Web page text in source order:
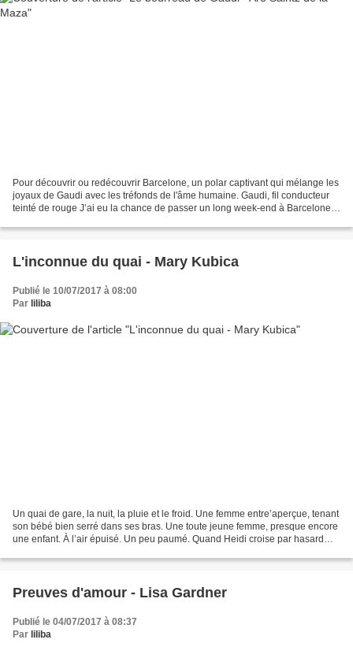
Pour découvrir ou redécouvrir Barcelone, un polar captivant qui mélange les
joyaux de Gaudi avec les tréfonds de l'âme humaine. Gaudi, fil conducteur
teinté de rouge J’ai eu la chance de passer un long week-end à Barcelone
L'inconnue du quai - Mary Kubica
Publié le 10/07/2017 à 08:00
Par liliba
Un quai de gare, la nuit, la pluie et le froid. Une femme entre’aperçue, tenant
son bébé bien serré dans ses bras. Une toute jeune femme, presque encore
une enfant. À l’air épuisé. Un peu paumé. Quand Heidi croise par hasard
Preuves d'amour - Lisa Gardner
Publié le 04/07/2017 à 08:37
Par liliba